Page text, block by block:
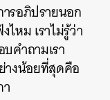
รอภิปรายนอก
ไหม เราไม่รู้ว่า
คำถามเรา
างน้อยที่สุดคือ